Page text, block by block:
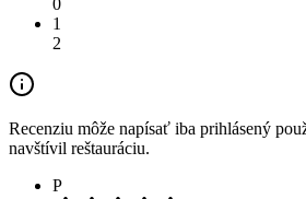
0
1
2
Recenziu môže napísať iba prihlásený
navštívil reštauráciu.
P